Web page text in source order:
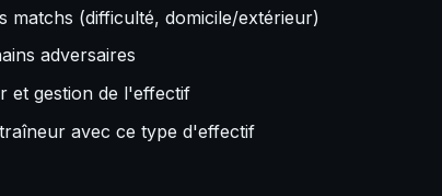
matchs (difficulté, domicile/extérieur)
adversaires
et gestion de l'effectif
avec ce type d'effectif